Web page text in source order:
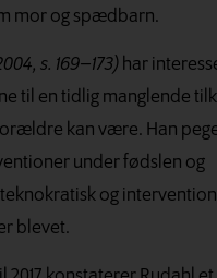
mor og spædbarn.
s. 169–173) har
til en tidlig manglende
kan være. Han
under fødslen og
og
blevet.